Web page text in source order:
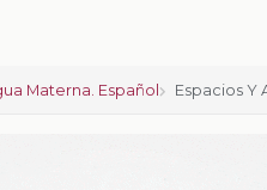
Materna. Español Espacios Y